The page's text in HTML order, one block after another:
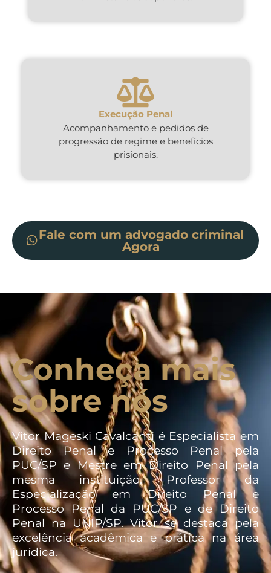
Execução Penal
Acompanhamento e pedidos de
progressão de regime e benefícios
prisionais.
Fale com um advogado criminal
Agora
Conheça mais
sobre nós
Vitor Mageski Cavalcanti é Especialista em
Direito Penal e Processo Penal pela
PUC/SP e Mestre em Direito Penal pela
mesma instituição. Professor da
Especialização em Direito Penal e
Processo Penal da PUC/SP e de Direito
Penal na UNIP/SP. Vitor se destaca pela
excelência acadêmica e prática na área
jurídica.